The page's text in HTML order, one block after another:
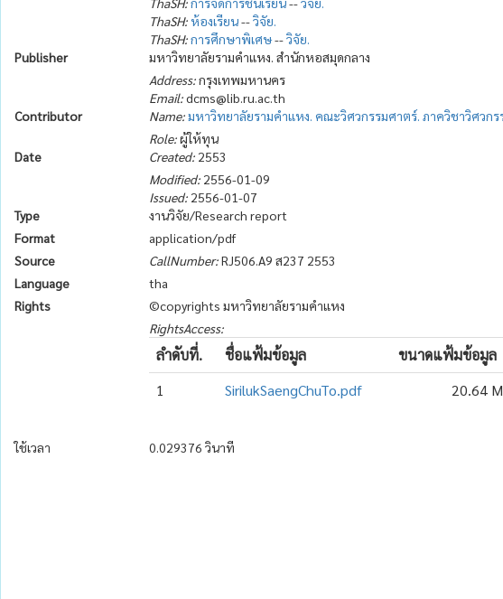
ThaSH:ห้องเรียน--วิจัย.
ThaSH:การศึกษาพิเศษ--วิจัย.
Publisher
มหาวิทยาลัยรามคำแหง. สำนักหอสมุดกลาง
Address:กรุงเทพมหานคร
Email:dcms@lib.ru.ac.th
Contributor
Name:มหาวิทยาลัยรามคำแหง. คณะวิศวกรรมศาตร์. ภาควิชาวิศวกร
Role:ผู้ให้ทุน
Date
Created: 2553
Modified: 2556-01-09
Issued: 2556-01-07
Type
งานวิจัย/Research report
Format
application/pdf
Source
CallNumber:RJ506.A9 ส237 2553
Language
tha
Rights
©copyrights มหาวิทยาลัยรามคำแหง
RightsAccess:
ลำดับที่. ชื่อแฟ้มข้อมูล ขนาดแฟ้มข้อมูล
1
SirilukSaengChuTo.pdf 20.64
ใช้เวลา 0.029376 วินาที